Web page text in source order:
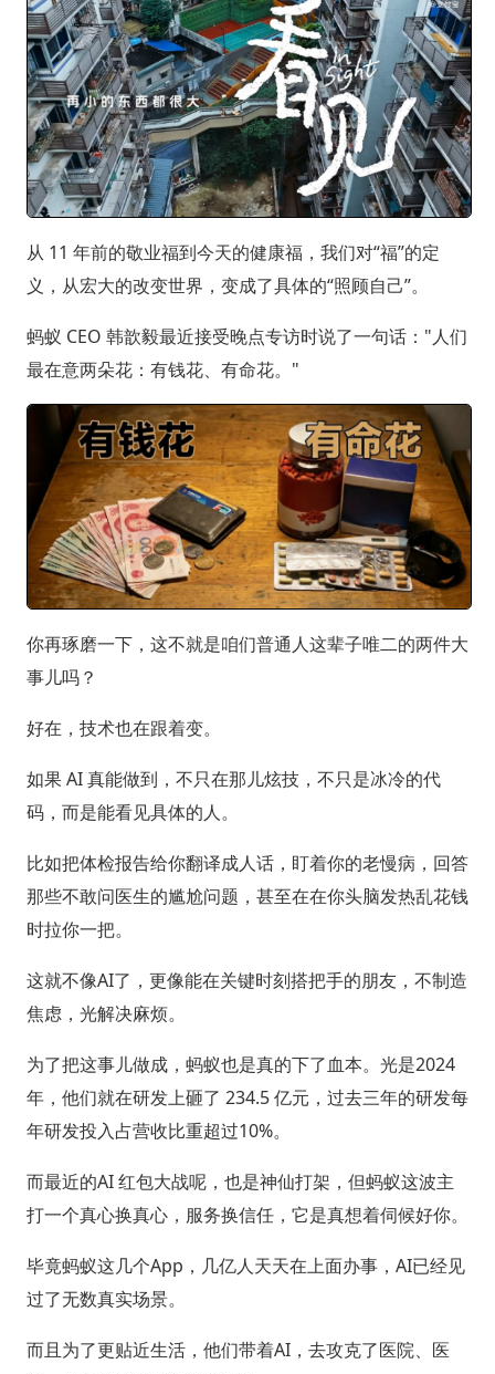
从 11 年前的敬业福到今天的健康福，我们对“福”的定
义，从宏大的改变世界，变成了具体的“照顾自己”。
蚂蚁 CEO 韩歆毅最近接受晚点专访时说了一句话："人们
最在意两朵花：有钱花、有命花。"
你再琢磨一下，这不就是咱们普通人这辈子唯二的两件大
事儿吗？
好在，技术也在跟着变。
如果 AI 真能做到，不只在那儿炫技，不只是冰冷的代
码，而是能看见具体的人。
比如把体检报告给你翻译成人话，盯着你的老慢病，回答
那些不敢问医生的尴尬问题，甚至在在你头脑发热乱花钱
时拉你一把。
这就不像AI了，更像能在关键时刻搭把手的朋友，不制造
焦虑，光解决麻烦。
为了把这事儿做成，蚂蚁也是真的下了血本。光是2024
年，他们就在研发上砸了 234.5 亿元，过去三年的研发每
年研发投入占营收比重超过10%。
而最近的AI 红包大战呢，也是神仙打架，但蚂蚁这波主
打一个真心换真心，服务换信任，它是真想着伺候好你。
毕竟蚂蚁这几个App，几亿人天天在上面办事，AI已经见
过了无数真实场景。
而且为了更贴近生活，他们带着AI，去攻克了医院、医